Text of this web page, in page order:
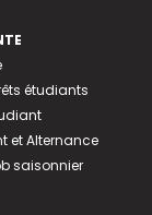
étudiants
et Alternance
saisonnier